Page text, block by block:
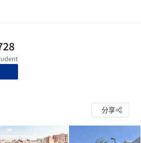
分享